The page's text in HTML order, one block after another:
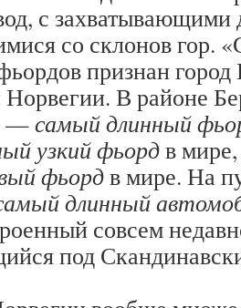
с захватывающими
со склонов гор.
признан
Норвегии. В районе
—самыйдлинный
узкий фьордв
фьордв мире. На
длинный
совсем
под